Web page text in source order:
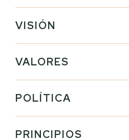
VISIÓN
VALORES
POLÍTICA
PRINCIPIOS